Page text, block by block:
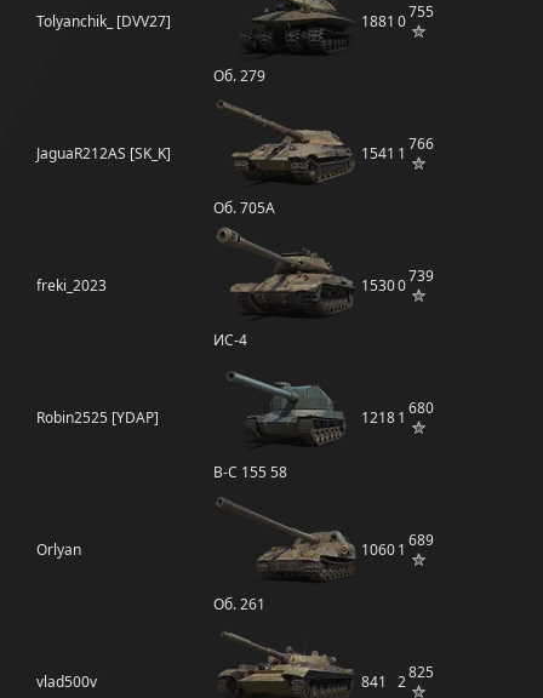
Tolyanchik_ [DVV27]
Об. 279
1881 0755
JaguaR212AS [SK_K]
Об. 705А
1541 1 766
freki_2023
ИС-4
15300739
Robin2525 [YDAP]
B-C 155 58
12181 680
Orlyan
Об. 261
10601 689
vlad500v 841 2825